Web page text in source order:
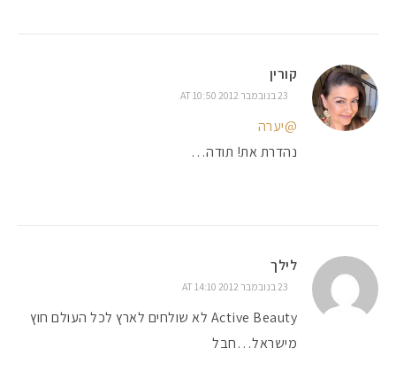
קורין
23 בנובמבר 2012 AT 10:50
@יערה
נהדרת את! תודה…
לילך
23 בנובמבר 2012 AT 14:10
Active Beauty לא שולחים לארץ לכל העולם חוץ
מישראל…חבל